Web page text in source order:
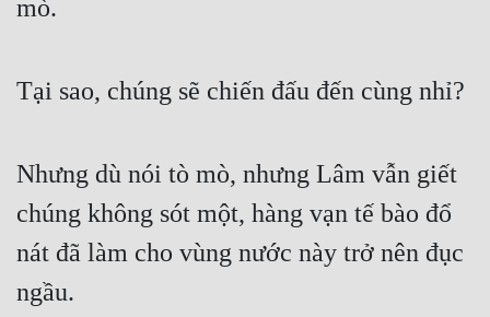
Đẹp Hiệp
Tính Cách Nhân Vật :
Cơ Trí
mò.
Tại sao, chúng sẽ chiến đấu đến cùng nhỉ?
Nhưng dù nói tò mò, nhưng Lâm vẫn giết
chúng không sót một, hàng vạn tế bào đổ
nát đã làm cho vùng nước này trở nên đục
ngầu.